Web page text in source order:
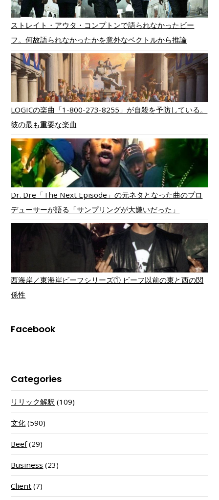
ストレイト・アウタ・コンプトンで語られなかったビー
フ。何故語られなかったかを意外なベクトルから推論
LOGICの楽曲「1-800-273-8255」が自殺を予防している。
彼の最も重要な楽曲
Dr. Dre「The Next Episode」の元ネタとなった曲のプロ
デューサーが語る「サンプリングが大嫌いだった」
西海岸／東海岸ビーフシリーズ① ビーフ以前の東と西の関
係性
Facebook
Categories
リリック解釈 (109)
文化 (590)
Beef(29)
Business (23)
Client (7)